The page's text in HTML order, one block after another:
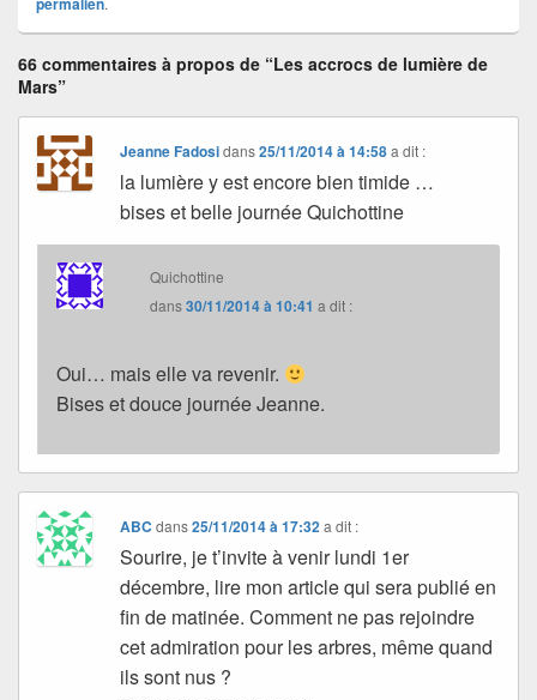
66 commentaires à propos de “Les accrocs de lumière de
Mars”
Jeanne Fadosidans25/11/2014 à 14:58 a dit :
la lumière y est encore bien timide …
bises et belle journée Quichottine
Quichottine
dans30/11/2014 à 10:41 a dit :
Oui… mais elle va revenir.
Bises et douce journée Jeanne.
ABC dans25/11/2014 à 17:32 a dit :
Sourire, je t’invite à venir lundi 1er
décembre, lire mon article qui sera publié en
fin de matinée. Comment ne pas rejoindre
cet admiration pour les arbres, même quand
ils sont nus ?